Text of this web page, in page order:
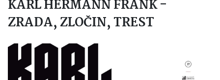
KARL HERMANN FRANK -
ZRADA, ZLOČIN, TREST